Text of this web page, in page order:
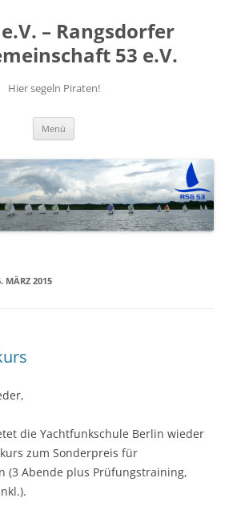
e.V. – Rangsdorfer
53 e.V.
Hier segeln Piraten!
Menü
MÄRZ 2015
die Yachtfunkschule Berlin wieder
zum Sonderpreis für
(3 Abende plus Prüfungstraining,